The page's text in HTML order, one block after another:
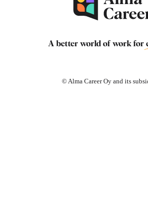
A better world of work for
© Alma Career Oy and its